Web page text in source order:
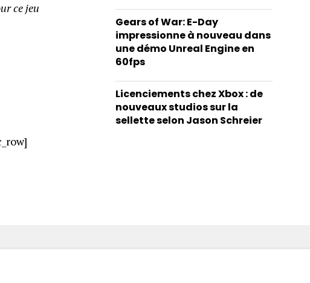
ce jeu
Gears of War: E-Day
impressionne à nouveau dans
une démo Unreal Engine en
60fps
Licenciements chez Xbox : de
nouveaux studios sur la
sellette selon Jason Schreier